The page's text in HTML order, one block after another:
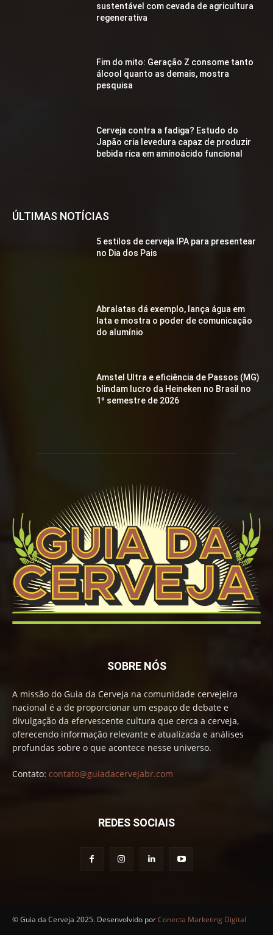
sustentável com cevada de agricultura
regenerativa
Fim do mito: Geração Z consome tanto
álcool quanto as demais, mostra
pesquisa
Cerveja contra a fadiga? Estudo do
Japão cria levedura capaz de produzir
bebida rica em aminoácido funcional
ÚLTIMAS NOTÍCIAS
5 estilos de cerveja IPA para presentear
no Dia dos Pais
Abralatas dá exemplo, lança água em
lata e mostra o poder de comunicação
do alumínio
Amstel Ultra e eficiência de Passos (MG)
blindam lucro da Heineken no Brasil no
1º semestre de 2026
SOBRE NÓS
A missão do Guia da Cerveja na comunidade cervejeira
nacional é a de proporcionar um espaço de debate e
divulgação da efervescente cultura que cerca a cerveja,
oferecendo informação relevante e atualizada e análises
profundas sobre o que acontece nesse universo.
Contato: contato@guiadacervejabr.com
REDES SOCIAIS
© Guia da Cerveja 2025. Desenvolvido porConecta Marketing Digital